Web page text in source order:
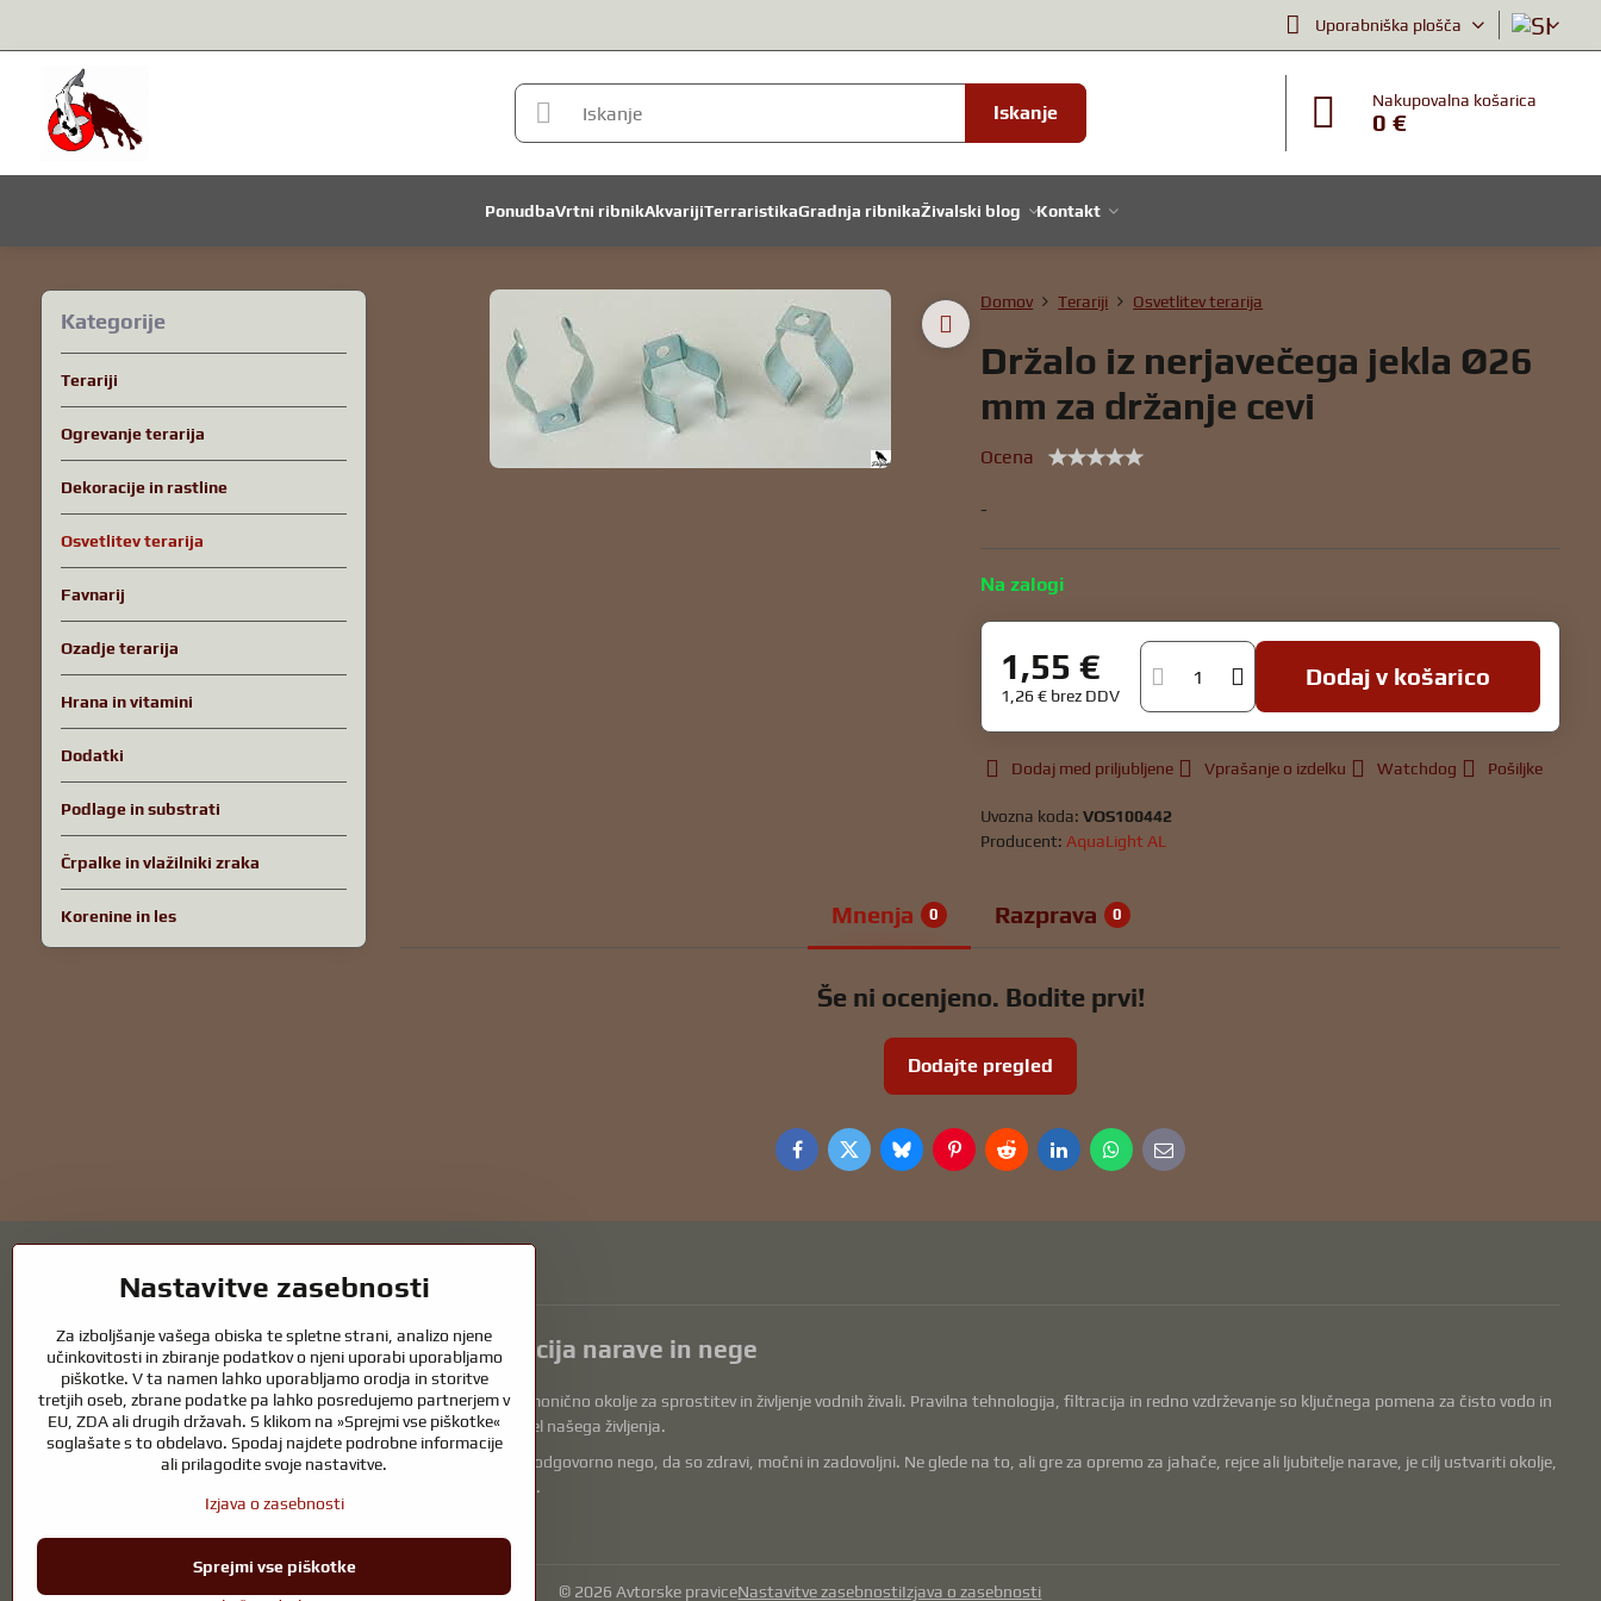
Uporabniška plošča
Iskanje
Nakupovalna košarica
0 €
PonudbaVrtni ribnikAkvarijiTerraristikaGradnja ribnikaŽivalski blog Kontakt
Domov Terariji Osvetlitev terarija
Držalo iz nerjavečega jekla Ø26
mm za držanje cevi
Ocena
-
Na zalogi
1,55 €
1,26 € brez DDV
Dodaj v košarico
Dodaj med priljubljene Vprašanje o izdelku Watchdog Pošiljke
Uvozna koda:VOS100442
Producent: AquaLight AL
Mnenja 0 Razprava 0
Še ni ocenjeno. Bodite prvi!
Dodajte pregled
FacebookTwitterBlueskyPinterestRedditLinkedInWhatsApp
E-
mail
Kategorije
Terariji
Ogrevanje terarija
Dekoracije in rastline
Osvetlitev terarija
Favnarij
Ozadje terarija
Hrana in vitamini
Dodatki
Podlage in substrati
Črpalke in vlažilniki zraka
Korenine in les
Vrtni ribniki in oprema za konje – kombinacija narave in nege
Vrtni ribniki so čudovit dodatek k vsaki zunanjosti in ustvarjajo harmonično okolje za sprostitev in življenje vodnih živali. Pravilna tehnologija, filtracija in redno vzdrževanje so ključnega pomena za čisto vodo in
zdrav ribnik skozi vse leto. Enako pomembna je skrb za živali, ki so del našega življenja.
Konji potrebujejo kakovostno jahalno opremo, pravilno prehrano in odgovorno nego, da so zdravi, močni in zadovoljni. Ne glede na to, ali gre za opremo za jahače, rejce ali ljubitelje narave, je cilj ustvariti okolje,
ki podpira naravno ravnovesje, varnost in dobro počutje živali in ljudi.
© 2026 Avtorske praviceNastavitve zasebnostiIzjava o zasebnosti
Nastavitve zasebnosti
Za izboljšanje vašega obiska te spletne strani, analizo njene
učinkovitosti in zbiranje podatkov o njeni uporabi uporabljamo
piškotke. V ta namen lahko uporabljamo orodja in storitve
tretjih oseb, zbrane podatke pa lahko posredujemo partnerjem v
EU, ZDA ali drugih državah. S klikom na »Sprejmi vse piškotke«
soglašate s to obdelavo. Spodaj najdete podrobne informacije
ali prilagodite svoje nastavitve.
Izjava o zasebnosti
Sprejmi vse piškotke